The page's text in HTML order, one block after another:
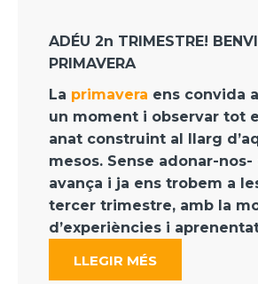
ADÉU 2n TRIMESTRE!
PRIMAVERA
La primavera ens convida
un moment i observar tot
anat construint al llarg
mesos. Sense adonar-nos-
avança i ja ens trobem a
tercer trimestre, amb la
d’experiències i
LLEGIR MÉS